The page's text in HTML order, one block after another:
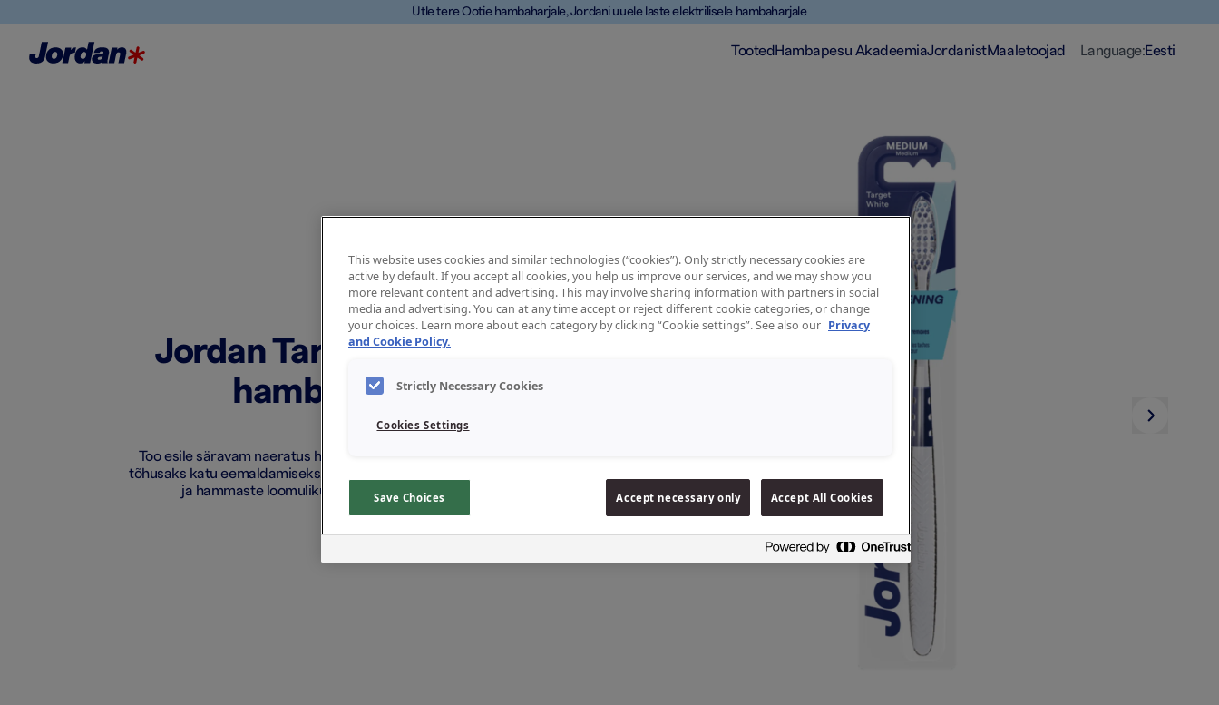
Ütle tere Ootie hambaharjale, Jordani uuele laste elektrilisele hambaharjale
Tooted Hambapesu AkadeemiaJordanistMaaletoojad Language:Eesti
Jordan Target White
hambahari
Too esile säravam naeratus hambaharjaga, mis on loodud
tõhusaks katu eemaldamiseks, hambaaukude ennetamiseks
ja hammaste loomuliku valgena hoidmiseks.
This website uses cookies and similar technologies (“cookies”). Only strictly necessary cookies are
active by default. If you accept all cookies, you help us improve our services, and we may show you
more relevant content and advertising. This may involve sharing information with partners in social
media and advertising. You can at any time accept or reject different cookie categories, or change
your choices. Learn more about each category by clicking “Cookie settings”. See also our Privacy
and Cookie Policy.
Strictly Necessary Cookies
Cookies Settings
Save Choices Accept necessary only Accept All Cookies